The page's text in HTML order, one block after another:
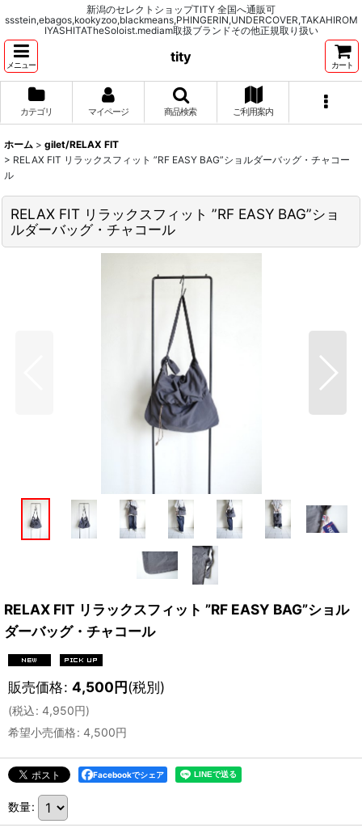
新潟のセレクトショップTITY 全国へ通販可
ssstein,ebagos,kookyzoo,blackmeans,PHINGERIN,UNDERCOVER,TAKAHIROM
IYASHITATheSoloist.mediam取扱ブランドその他正規取り扱い
メニュー
tity
カート
カテゴリ マイページ 商品検索 ご利用案内
ホーム > gilet/RELAX FIT
> RELAX FIT リラックスフィット ”RF EASY BAG”ショルダーバッグ・チャコー
ル
RELAX FIT リラックスフィット ”RF EASY BAG”ショ
ルダーバッグ・チャコール
RELAX FIT リラックスフィット ”RF EASY BAG”ショル
ダーバッグ・チャコール
販売価格: 4,500円(税別)
(税込: 4,950円)
希望小売価格: 4,500円
Facebookでシェア
数量: